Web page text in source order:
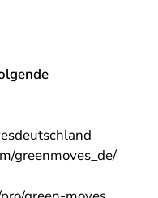
greenmoves_de/